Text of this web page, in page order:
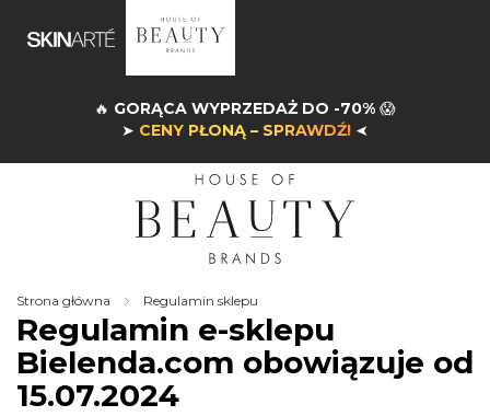
🔥 GORĄCA WYPRZEDAŻ DO -70% 😱
➤ CENY PŁONĄ – SPRAWDŹ! ➤
Strona główna Regulamin sklepu
Regulamin e-sklepu
Bielenda.com obowiązuje od
15.07.2024